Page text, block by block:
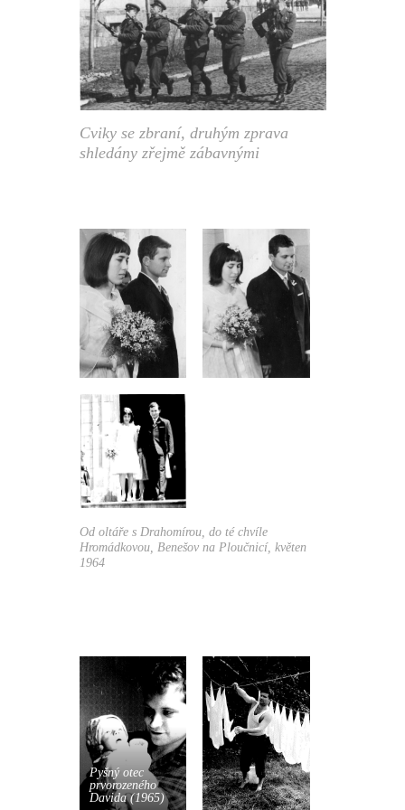
Cviky se zbraní, druhým zprava
shledány zřejmě zábavnými
Od oltáře s Drahomírou, do té chvíle
Hromádkovou, Benešov na Ploučnicí, květen
1964
Pyšný otec
prvorozeného
Davida (1965)